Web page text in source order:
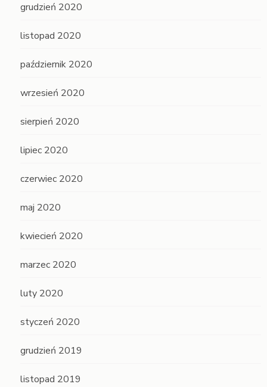
grudzień 2020
listopad 2020
październik 2020
wrzesień 2020
sierpień 2020
lipiec 2020
czerwiec 2020
maj 2020
kwiecień 2020
marzec 2020
luty 2020
styczeń 2020
grudzień 2019
listopad 2019